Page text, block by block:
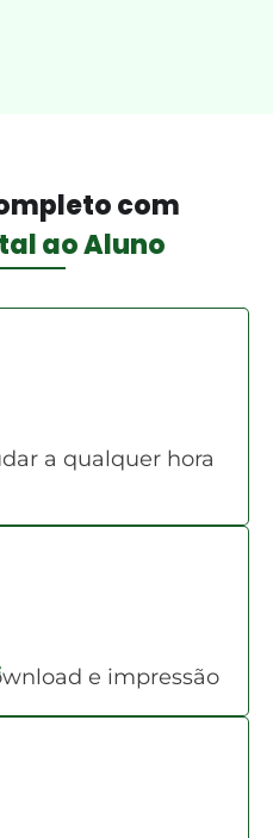
com
ao Aluno
a qualquer hora
e impressão